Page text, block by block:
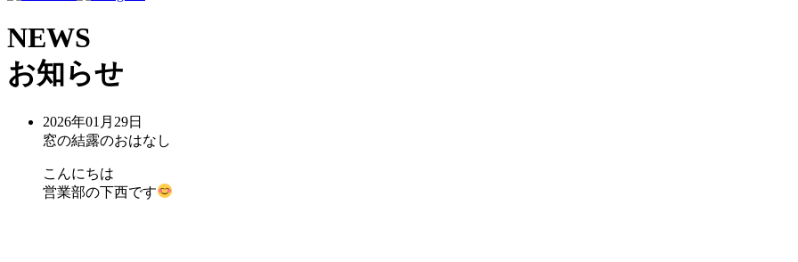
NEWS
お知らせ
2026年01月29日
窓の結露のおはなし
こんにちは
営業部の下西です